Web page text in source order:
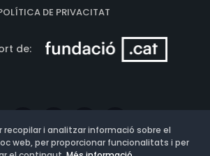
DE PRIVACITAT
de:
i analitzar informació sobre el
web, per proporcionar funcionalitats i per